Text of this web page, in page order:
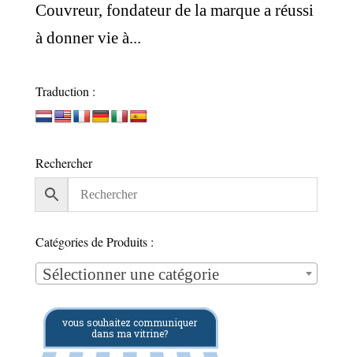
Couvreur, fondateur de la marque a réussi
à donner vie à...
Traduction :
Rechercher
Catégories de Produits :
Sélectionner une catégorie
vous souhaitez communiquer
dans ma vitrine?